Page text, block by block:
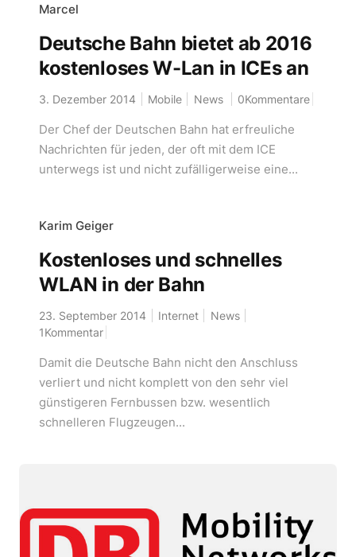
Marcel
Deutsche Bahn bietet ab 2016
kostenloses W-Lan in ICEs an
3. Dezember 2014 Mobile News 0Kommentare
Der Chef der Deutschen Bahn hat erfreuliche
Nachrichten für jeden, der oft mit dem ICE
unterwegs ist und nicht zufälligerweise eine...
Karim Geiger
Kostenloses und schnelles
WLAN in der Bahn
23. September 2014 Internet
News
1Kommentar
Damit die Deutsche Bahn nicht den Anschluss
verliert und nicht komplett von den sehr viel
günstigeren Fernbussen bzw. wesentlich
schnelleren Flugzeugen...